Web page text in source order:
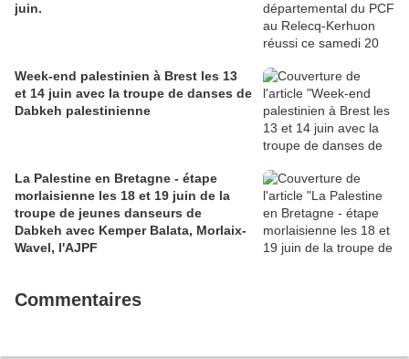
juin.
Week-end palestinien à Brest les 13
et 14 juin avec la troupe de danses de
Dabkeh palestinienne
La Palestine en Bretagne - étape
morlaisienne les 18 et 19 juin de la
troupe de jeunes danseurs de
Dabkeh avec Kemper Balata, Morlaix-
Wavel, l'AJPF
Commentaires